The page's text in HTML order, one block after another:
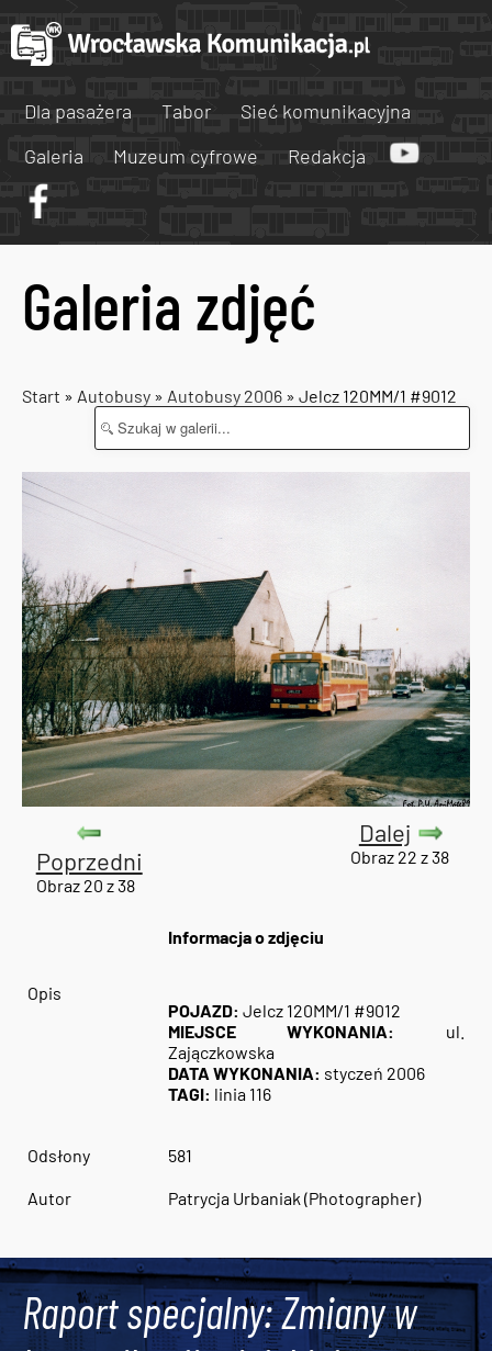
Dla pasażera Tabor
Sieć komunikacyjna
Galeria
Muzeum cyfrowe Redakcja
Galeria zdjęć
Start » Autobusy » Autobusy 2006 » Jelcz 120MM/1 #9012
Poprzedni
Obraz 20 z 38
Dalej
Obraz 22 z 38
Informacja o zdjęciu
Opis
POJAZD: Jelcz 120MM/1 #9012
MIEJSCE WYKONANIA:
ul.
Zajączkowska
DATA WYKONANIA: styczeń 2006
TAGI: linia 116
Odsłony 581
Autor Patrycja Urbaniak (Photographer)
Raport specjalny: Zmiany w